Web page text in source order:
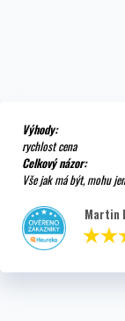
Výhody:
rychlost cena
Celkový názor:
Vše jak má být, mohu
Martin